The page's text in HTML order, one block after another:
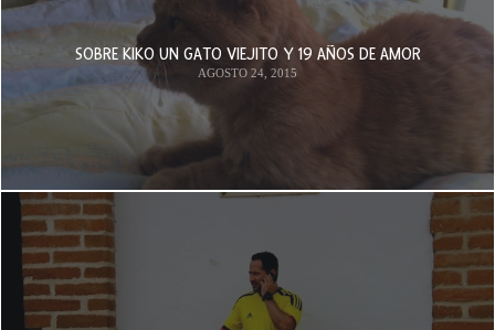
SOBRE KIKO UN GATO VIEJITO Y 19 AÑOS DE AMOR
AGOSTO 24, 2015